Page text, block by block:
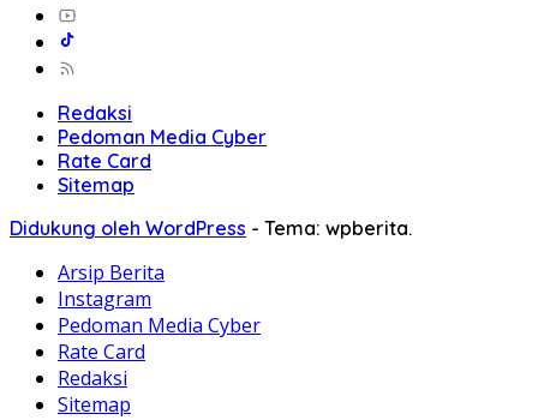
Redaksi
Pedoman Media Cyber
Rate Card
Sitemap
Didukung oleh WordPress - Tema: wpberita.
Arsip Berita
Instagram
Pedoman Media Cyber
Rate Card
Redaksi
Sitemap